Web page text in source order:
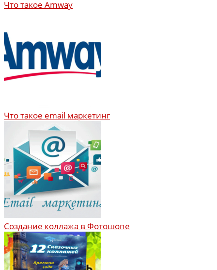
Что такое Amway
Что такое email маркетинг
Создание коллажа в Фотошопе